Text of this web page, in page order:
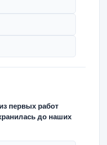
первых работ
до наших